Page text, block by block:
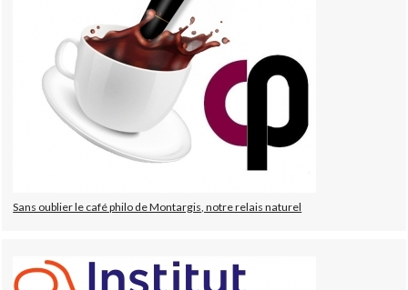
Sans oublier le café philo de Montargis, notre relais naturel